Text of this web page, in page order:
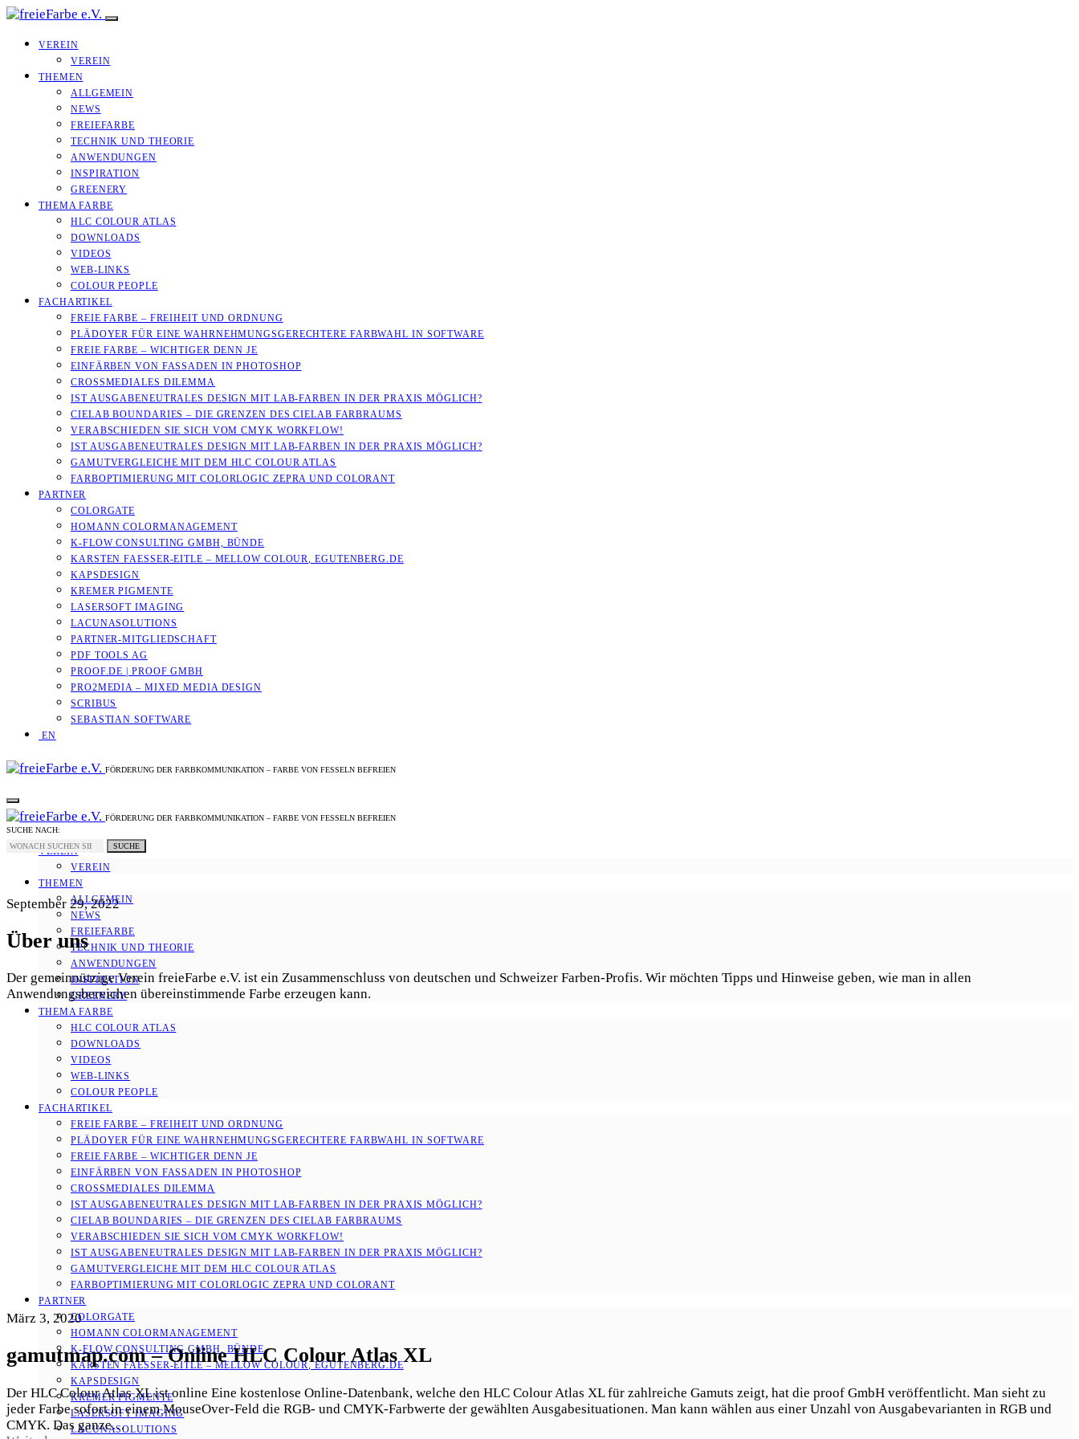
VEREIN
VEREIN
THEMEN
ALLGEMEIN
NEWS
FREIEFARBE
TECHNIK UND THEORIE
ANWENDUNGEN
INSPIRATION
GREENERY
THEMA FARBE
HLC COLOUR ATLAS
DOWNLOADS
VIDEOS
WEB-LINKS
COLOUR PEOPLE
FACHARTIKEL
FREIE FARBE – FREIHEIT UND ORDNUNG
PLÄDOYER FÜR EINE WAHRNEHMUNGS­­GERECHTERE FARBWAHL IN SOFTWARE
FREIE FARBE – WICHTIGER DENN JE
EINFÄRBEN VON FASSADEN IN PHOTOSHOP
CROSSMEDIALES DILEMMA
IST AUSGABENEUTRALES DESIGN MIT LAB-FARBEN IN DER PRAXIS MÖGLICH?
CIELAB BOUNDARIES – DIE GRENZEN DES CIELAB FARBRAUMS
VERABSCHIEDEN SIE SICH VOM CMYK WORKFLOW!
IST AUSGABENEUTRALES DESIGN MIT LAB-FARBEN IN DER PRAXIS MÖGLICH?
GAMUTVERGLEICHE MIT DEM HLC COLOUR ATLAS
FARBOPTIMIERUNG MIT COLORLOGIC ZEPRA UND COLORANT
PARTNER
COLORGATE
HOMANN COLORMANAGEMENT
K-FLOW CONSULTING GMBH, BÜNDE
KARSTEN FAESSER-EITLE – MELLOW COLOUR, EGUTENBERG.DE
KAPSDESIGN
KREMER PIGMENTE
LASERSOFT IMAGING
LACUNASOLUTIONS
PARTNER-MITGLIEDSCHAFT
PDF TOOLS AG
PROOF.DE | PROOF GMBH
PRO2MEDIA – MIXED MEDIA DESIGN
SCRIBUS
SEBASTIAN SOFTWARE
EN
FÖRDERUNG DER FARBKOMMUNIKATION – FARBE VON FESSELN BEFREIEN
FÖRDERUNG DER FARBKOMMUNIKATION – FARBE VON FESSELN BEFREIEN
VEREIN
VEREIN
THEMEN
ALLGEMEIN
NEWS
FREIEFARBE
TECHNIK UND THEORIE
ANWENDUNGEN
INSPIRATION
GREENERY
THEMA FARBE
HLC COLOUR ATLAS
DOWNLOADS
VIDEOS
WEB-LINKS
COLOUR PEOPLE
FACHARTIKEL
FREIE FARBE – FREIHEIT UND ORDNUNG
PLÄDOYER FÜR EINE WAHRNEHMUNGS­­GERECHTERE FARBWAHL IN SOFTWARE
FREIE FARBE – WICHTIGER DENN JE
EINFÄRBEN VON FASSADEN IN PHOTOSHOP
CROSSMEDIALES DILEMMA
IST AUSGABENEUTRALES DESIGN MIT LAB-FARBEN IN DER PRAXIS MÖGLICH?
CIELAB BOUNDARIES – DIE GRENZEN DES CIELAB FARBRAUMS
VERABSCHIEDEN SIE SICH VOM CMYK WORKFLOW!
IST AUSGABENEUTRALES DESIGN MIT LAB-FARBEN IN DER PRAXIS MÖGLICH?
GAMUTVERGLEICHE MIT DEM HLC COLOUR ATLAS
FARBOPTIMIERUNG MIT COLORLOGIC ZEPRA UND COLORANT
PARTNER
COLORGATE
HOMANN COLORMANAGEMENT
K-FLOW CONSULTING GMBH, BÜNDE
KARSTEN FAESSER-EITLE – MELLOW COLOUR, EGUTENBERG.DE
KAPSDESIGN
KREMER PIGMENTE
LASERSOFT IMAGING
LACUNASOLUTIONS
SUCHE NACH:
SUCHE
September 29, 2022
Über uns
Der gemeinnützige Verein freieFarbe e.V. ist ein Zusammenschluss von deutschen und Schweizer Farben-Profis. Wir möchten Tipps und Hinweise geben, wie man in allen
Anwendungsbereichen übereinstimmende Farbe erzeugen kann.
März 3, 2020
gamutmap.com – Online HLC Colour Atlas XL
Der HLC Colour Atlas XL ist online Eine kostenlose Online-Datenbank, welche den HLC Colour Atlas XL für zahlreiche Gamuts zeigt, hat die proof GmbH veröffentlicht. Man sieht zu
jeder Farbe sofort in einem MouseOver-Feld die RGB- und CMYK-Farbwerte der gewählten Ausgabesituationen. Man kann wählen aus einer Unzahl von Ausgabevarianten in RGB und
CMYK. Das ganze…